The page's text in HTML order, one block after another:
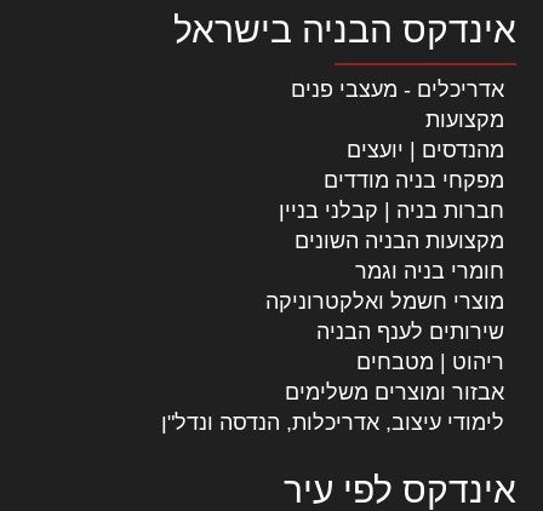
אינדקס הבניה בישראל
אדריכלים - מעצבי פנים
מקצועות
מהנדסים | יועצים
מפקחי בניה מודדים
חברות בניה | קבלני בניין
מקצועות הבניה השונים
חומרי בניה וגמר
מוצרי חשמל ואלקטרוניקה
שירותים לענף הבניה
ריהוט | מטבחים
אבזור ומוצרים משלימים
לימודי עיצוב, אדריכלות, הנדסה ונדל"ן
אינדקס לפי עיר